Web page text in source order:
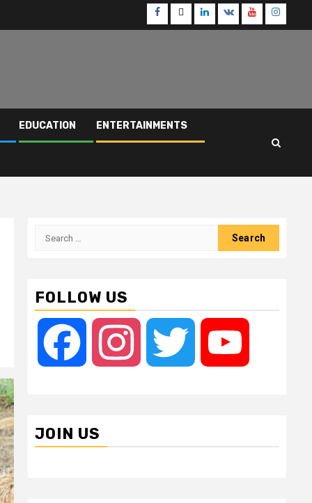
Facebook
TwitterLinkedin
VK Youtube
EDUCATION ENTERTAINMENTS
Search
FOLLOW US
Facebook Instagram Twitter
JOIN US